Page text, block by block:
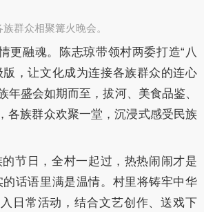
族群众相聚篝火晚会。
更融魂。陈志琼带领村两委打造“八
版，让文化成为连接各族群众的连心
年盛会如期而至，拔河、美食品鉴、
各族群众欢聚一堂，沉浸式感受民族
的节日，全村一起过，热热闹闹才是
的话语里满是温情。村里将铸牢中华
日常活动，结合文艺创作、送戏下